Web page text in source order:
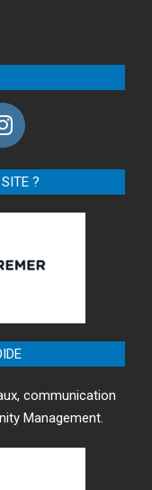
?
communication
Management.